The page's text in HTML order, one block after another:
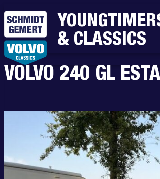
& CLASSICS
VOLVO 240 GL